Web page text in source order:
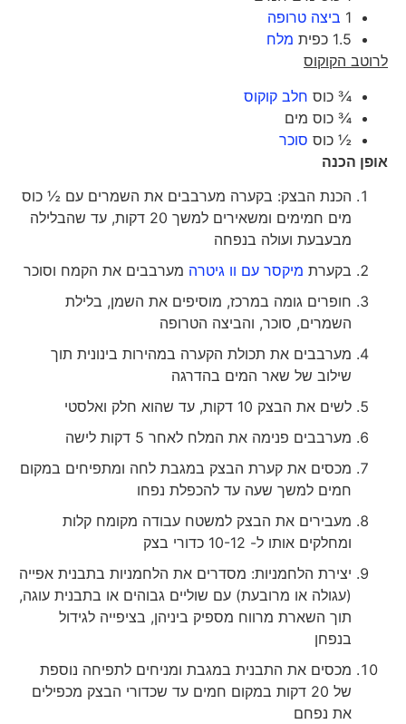
1
ביצה טרופה
1.5 כפית
מלח
לרוטב הקוקוס
¾ כוסחלב קוקוס
¾ כוס מים
½ כוססוכר
אופן הכנה
הכנת הבצק: בקערה מערבבים את השמרים עם ½ כוס
מים חמימים ומשאירים למשך 20 דקות, עד שהבלילה
מבעבעת ועולה בנפחה
בקערתמיקסר עם וו גיטרהמערבבים את הקמח וסוכר
חופרים גומה במרכז, מוסיפים את השמן, בלילת
השמרים, סוכר, והביצה הטרופה
מערבבים את תכולת הקערה במהירות בינונית תוך
שילוב של שאר המים בהדרגה
לשים את הבצק 10 דקות, עד שהוא חלק ואלסטי
מערבבים פנימה את המלח לאחר 5 דקות לישה
מכסים את קערת הבצק במגבת לחה ומתפיחים במקום
חמים למשך שעה עד להכפלת נפחו
מעבירים את הבצק למשטח עבודה מקומח קלות
ומחלקים אותו ל- 10-12 כדורי בצק
יצירת הלחמניות: מסדרים את הלחמניות בתבנית אפייה
(עגולה או מרובעת) עם שוליים גבוהים או בתבנית עוגה,
תוך השארת מרווח מספיק ביניהן, בציפייה לגידול
בנפחן
מכסים את התבנית במגבת ומניחים לתפיחה נוספת
של 20 דקות במקום חמים עד שכדורי הבצק מכפילים
את נפחם